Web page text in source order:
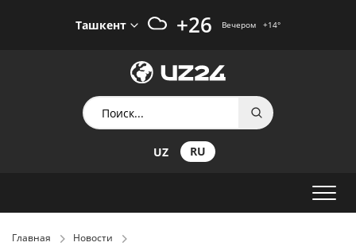
Ташкент +26 Вечером +14°
UZ RU
Главная
Новости